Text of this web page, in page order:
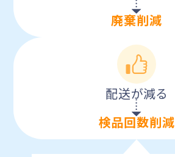
廃棄削減
配送が減る
検品回数削減